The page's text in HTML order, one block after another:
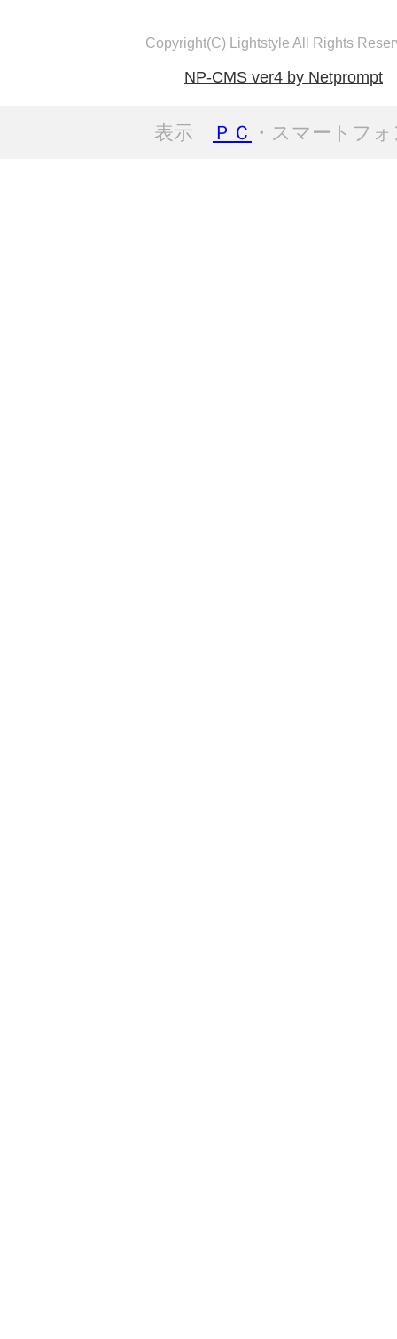
Copyright(C) Lightstyle All Rights
NP-CMS ver4 by Netprompt
表示 ＰＣ ・スマートフ